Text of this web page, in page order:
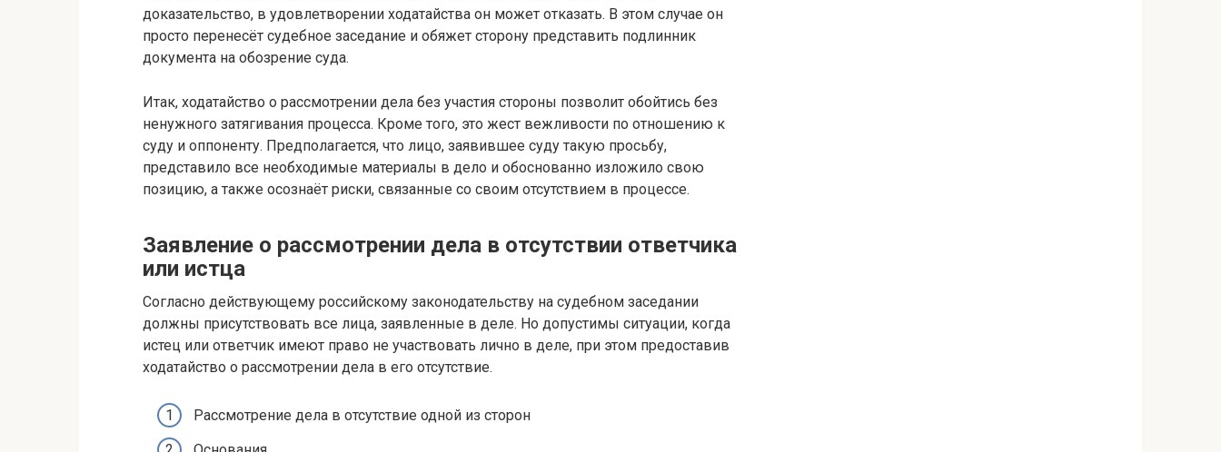
доказательство, в удовлетворении ходатайства он может отказать. В этом случае он
просто перенесёт судебное заседание и обяжет сторону представить подлинник
документа на обозрение суда.
Итак, ходатайство о рассмотрении дела без участия стороны позволит обойтись без
ненужного затягивания процесса. Кроме того, это жест вежливости по отношению к
суду и оппоненту. Предполагается, что лицо, заявившее суду такую просьбу,
представило все необходимые материалы в дело и обоснованно изложило свою
позицию, а также осознаёт риски, связанные со своим отсутствием в процессе.
Заявление о рассмотрении дела в отсутствии ответчика
или истца
Согласно действующему российскому законодательству на судебном заседании
должны присутствовать все лица, заявленные в деле. Но допустимы ситуации, когда
истец или ответчик имеют право не участвовать лично в деле, при этом предоставив
ходатайство о рассмотрении дела в его отсутствие.
Рассмотрение дела в отсутствие одной из сторон